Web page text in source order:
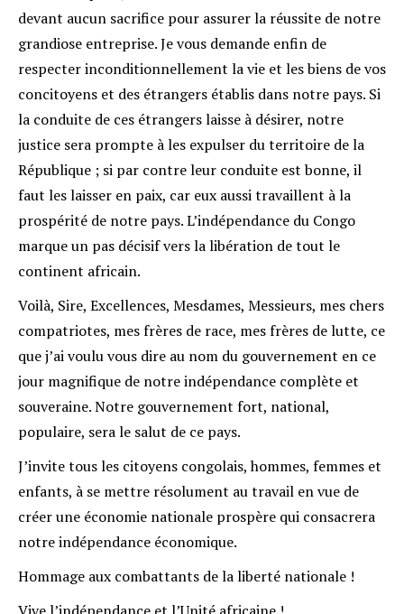
devant aucun sacrifice pour assurer la réussite de notre
grandiose entreprise. Je vous demande enfin de
respecter inconditionnellement la vie et les biens de vos
concitoyens et des étrangers établis dans notre pays. Si
la conduite de ces étrangers laisse à désirer, notre
justice sera prompte à les expulser du territoire de la
République ; si par contre leur conduite est bonne, il
faut les laisser en paix, car eux aussi travaillent à la
prospérité de notre pays. L’indépendance du Congo
marque un pas décisif vers la libération de tout le
continent africain.
Voilà, Sire, Excellences, Mesdames, Messieurs, mes chers
compatriotes, mes frères de race, mes frères de lutte, ce
que j’ai voulu vous dire au nom du gouvernement en ce
jour magnifique de notre indépendance complète et
souveraine. Notre gouvernement fort, national,
populaire, sera le salut de ce pays.
J’invite tous les citoyens congolais, hommes, femmes et
enfants, à se mettre résolument au travail en vue de
créer une économie nationale prospère qui consacrera
notre indépendance économique.
Hommage aux combattants de la liberté nationale !